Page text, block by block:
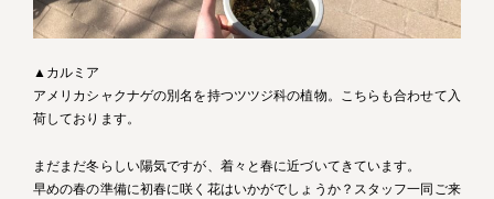
▲カルミア
アメリカシャクナゲの別名を持つツツジ科の植物。こちらも合わせて入
荷しております。
まだまだ冬らしい陽気ですが、着々と春に近づいてきています。
早めの春の準備に初春に咲く花はいかがでしょうか？スタッフ一同ご来